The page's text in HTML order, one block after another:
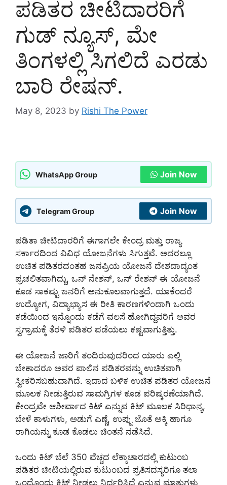
ಪಡಿತರ ಚೀಟಿದಾರರಿಗೆ
ಗುಡ್ ನ್ಯೂಸ್, ಮೇ
ತಿಂಗಳಲ್ಲಿ ಸಿಗಲಿದೆ ಎರಡು
ಬಾರಿ ರೇಷನ್.
May 8, 2023 by Rishi The Power
WhatsApp Group Join Now
Telegram Group Join Now
ಪಡಿತಾ ಚೀಟಿದಾರರಿಗೆ ಈಗಾಗಲೇ ಕೇಂದ್ರ ಮತ್ತು ರಾಜ್ಯ
ಸರ್ಕಾರದಿಂದ ವಿವಿಧ ಯೋಜನೆಗಳು ಸಿಗುತ್ತವೆ. ಅದರಲ್ಲೂ
ಉಚಿತ ಪಡಿತರದಂತಹ ಜನಪ್ರಿಯ ಯೋಜನೆ ದೇಶದಾದ್ಯಂತ
ಪ್ರಚಲಿತವಾಗಿದ್ದು, ಒನ್ ನೇಶನ್, ಒನ್ ರೇಶನ್ ಈ ಯೋಜನೆ
ಕೂಡ ಸಾಕಷ್ಟು ಜನರಿಗೆ ಅನುಕೂಲವಾಗುತ್ತದೆ. ಯಾಕೆಂದರೆ
ಉದ್ಯೋಗ, ವಿದ್ಯಾಭ್ಯಾಸ ಈ ರೀತಿ ಕಾರಣಗಳಿಂದಾಗಿ ಒಂದು
ಕಡೆಯಿಂದ ಇನ್ನೊಂದು ಕಡೆಗೆ ವಲಸೆ ಹೋಗಿದ್ದವರಿಗೆ ಅವರ
ಸ್ವಗ್ರಾಮಕ್ಕೆ ತೆರಳಿ ಪಡಿತರ ಪಡೆಯಲು ಕಷ್ಟವಾಗುತ್ತಿತ್ತು.
ಈ ಯೋಜನೆ ಜಾರಿಗೆ ತಂದಿರುವುದರಿಂದ ಯಾರು ಎಲ್ಲಿ
ಬೇಕಾದರೂ ಅವರ ಪಾಲಿನ ಪಡಿತರವನ್ನು ಉಚಿತವಾಗಿ
ಸ್ವೀಕರಿಸಬಹುದಾಗಿದೆ. ಇದಾದ ಬಳಿಕ ಉಚಿತ ಪಡಿತರ ಯೋಜನೆ
ಮೂಲಕ ನೀಡುತ್ತಿರುವ ಸಾಮಗ್ರಿಗಳ ಕೂಡ ಪರಿಷ್ಕರಣೆಯಾಗಿದೆ.
ಕೇಂದ್ರವೇ ಆಶೀರ್ವಾದ ಕಿಟ್ ಎನ್ನುವ ಕಿಟ್ ಮೂಲಕ ಸಿರಿಧಾನ್ಯ,
ಬೇಳೆ ಕಾಳುಗಳು, ಅಡುಗೆ ಎಣ್ಣೆ, ಉಪ್ಪು ಜೊತೆ ಅಕ್ಕಿ ಹಾಗೂ
ರಾಗಿಯನ್ನು ಕೂಡ ಕೊಡಲು ಚಿಂತನೆ ನಡೆಸಿದೆ.
ಒಂದು ಕಿಟ್ ಬೆಲೆ 350 ವೆಚ್ಚದ ಲೆಕ್ಕಾಚಾರದಲ್ಲಿ ಕುಟುಂಬ
ಪಡಿತರ ಚೀಟಿಯಲ್ಲಿರುವ ಕುಟುಂಬದ ಪ್ರತಿಸದಸ್ಯರಿಗೂ ತಲಾ
ಒಂದೊಂದು ಕಿಟ್ ನೀಡಲು ನಿರ್ಧರಿಸಿದೆ ಎನ್ನುವ ಮಾತುಗಳು